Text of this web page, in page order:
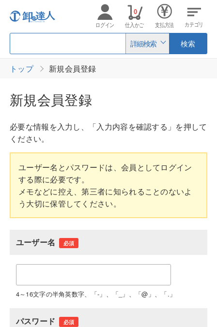
詳細検索 検索
ログイン 仕入かご
0
支払方法 カテゴリ
トップ 新規会員登録
新規会員登録
必要な情報を入力し、「入力内容を確認する」を押して
ください。
ユーザー名とパスワードは、会員としてログイン
する際に必要です。
メモなどに控え、第三者に知られることのないよ
う大切に保管してください。
ユーザー名 必須
4～16文字の半角英数字、「-」、「_」、「@」、「.」
パスワード 必須